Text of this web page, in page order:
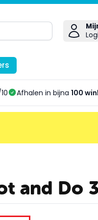
Afhalen in bijna 100
and Do